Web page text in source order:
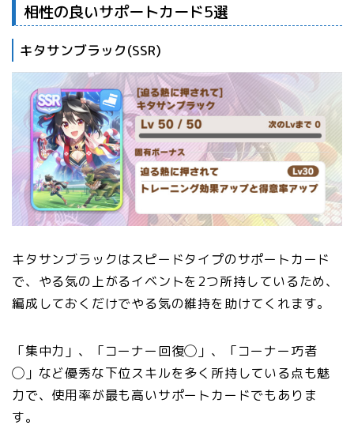
相性の良いサポートカード5選
キタサンブラック(SSR)
キタサンブラックはスピードタイプのサポートカード
で、やる気の上がるイベントを2つ所持しているため、
編成しておくだけでやる気の維持を助けてくれます。
「集中力」、「コーナー回復◯」、「コーナー巧者
◯」など優秀な下位スキルを多く所持している点も魅
力で、使用率が最も高いサポートカードでもありま
す。